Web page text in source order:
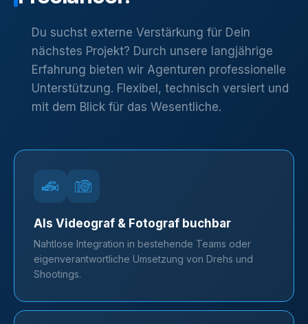
Du suchst externe Verstärkung für Dein
nächstes Projekt? Durch unsere langjährige
Erfahrung bieten wir Agenturen professionelle
Unterstützung. Flexibel, technisch versiert und
mit dem Blick für das Wesentliche.
Als Videograf & Fotograf buchbar
Nahtlose Integration in bestehende Teams oder
eigenverantwortliche Umsetzung von Drehs und
Shootings.